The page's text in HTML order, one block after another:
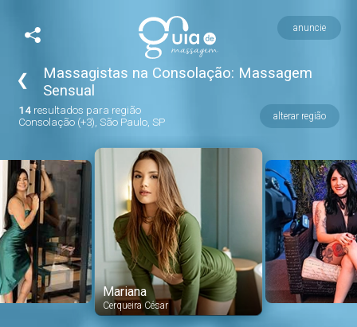
anuncie
❮
Massagistas na Consolação: Massagem
Sensual
14resultados para região
Consolação (+3), São Paulo, SP
alterar região
Mariana
Cerqueira César